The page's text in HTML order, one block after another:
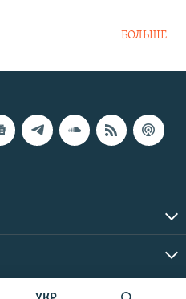
БОЛЬШЕ
2026 | Все права защищены.